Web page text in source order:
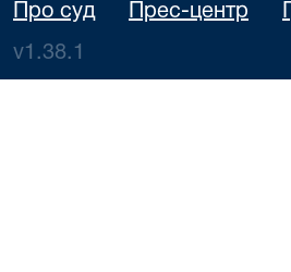
Про суд Прес-центр
v1.38.1